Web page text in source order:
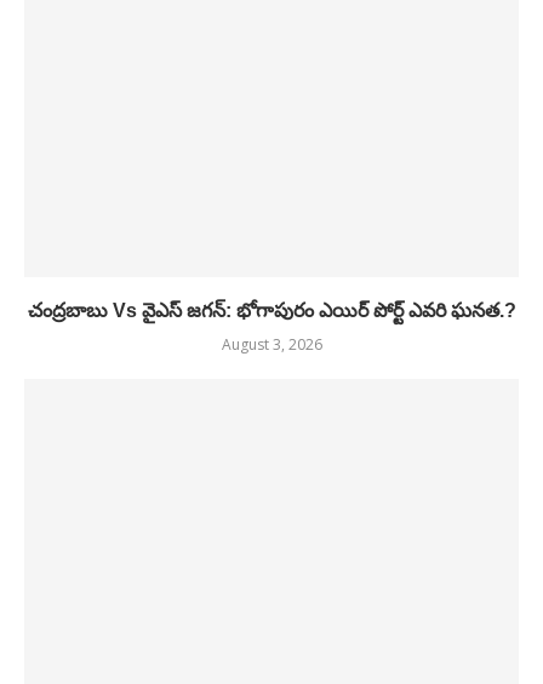
చంద్రబాబు Vs వైఎస్ జగన్: భోగాపురం ఎయిర్ పోర్ట్ ఎవరి ఘనత.?
August 3, 2026